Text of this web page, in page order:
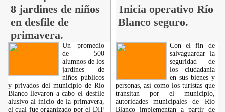
8 jardines de niños
en desfile de
primavera.
Inicia operativo Río
Blanco seguro.
Un promedio
de 500
alumnos de los
jardines de
niños públicos
y privados del municipio de Río
Blanco llevaron a cabo el desfile
alusivo al inicio de la primavera,
el cual fue organizado por el DIF
Con el fin de
salvaguardar la
seguridad de
los ciudadanía
en sus bienes y
personas, así como los turistas que
transitan por el municipio,
autoridades municipales de Rio
Blanco implementan a partir de